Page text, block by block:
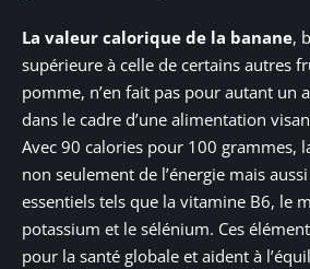
La valeur calorique de la banane,
supérieure à celle de certains autres
pomme, n’en fait pas pour autant un
dans le cadre d’une alimentation
Avec 90 calories pour 100 grammes,
non seulement de l’énergie mais
essentiels tels que la vitamine B6, le
potassium et le sélénium. Ces
pour la santé globale et aident à